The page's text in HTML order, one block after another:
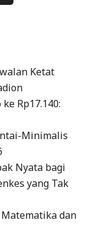
Ketat
Rp17.140:
Minimalis
Nyata bagi
yang Tak
dan